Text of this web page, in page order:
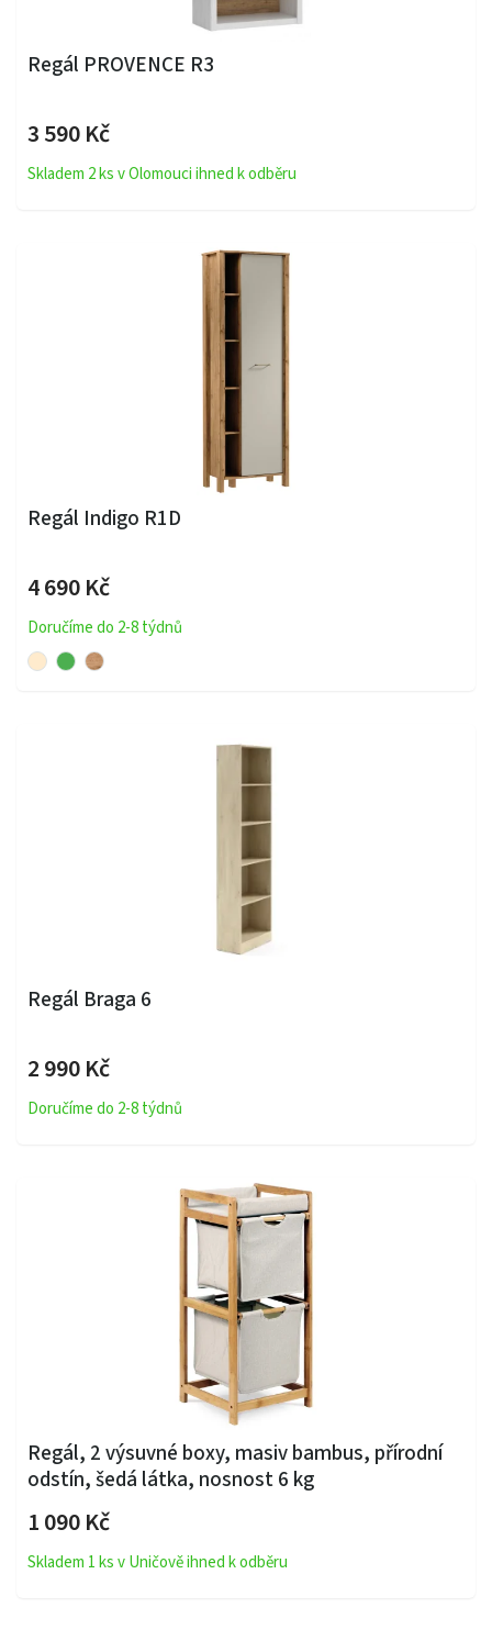
Regál PROVENCE R3
3 590 Kč
Skladem 2 ks v Olomouci ihned k odběru
Regál Indigo R1D
4 690 Kč
Doručíme do 2-8 týdnů
Regál Braga 6
2 990 Kč
Doručíme do 2-8 týdnů
Regál, 2 výsuvné boxy, masiv bambus, přírodní
odstín, šedá látka, nosnost 6 kg
1 090 Kč
Skladem 1 ks v Uničově ihned k odběru